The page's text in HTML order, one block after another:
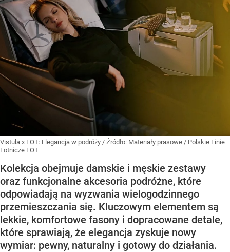
Vistula x LOT: Elegancja w podróży / Źródło: Materiały prasowe / Polskie Linie
Lotnicze LOT
Kolekcja obejmuje damskie i męskie zestawy
oraz funkcjonalne akcesoria podróżne, które
odpowiadają na wyzwania wielogodzinnego
przemieszczania się. Kluczowym elementem są
lekkie, komfortowe fasony i dopracowane detale,
które sprawiają, że elegancja zyskuje nowy
wymiar: pewny, naturalny i gotowy do działania.